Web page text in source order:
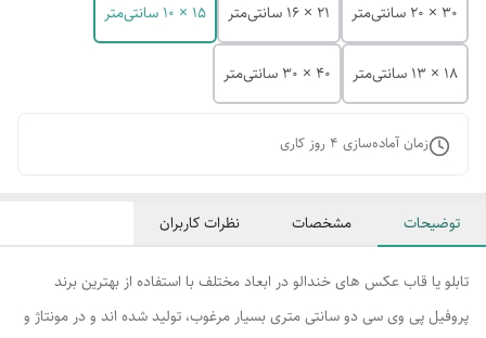
30 × 20 سانتی‌متر 21 × 16 سانتی‌متر 15 × 10 سانتی‌متر
18 × 13 سانتی‌متر 40 × 30 سانتی‌متر
زمان آماده‌سازی 4 روز کاری
توضیحات مشخصات نظرات کاربران
تابلو یا قاب عکس های خندالو در ابعاد مختلف با استفاده از بهترین برند
پروفیل پی وی سی دو سانتی متری بسیار مرغوب، تولید شده اند و در مونتاژ و